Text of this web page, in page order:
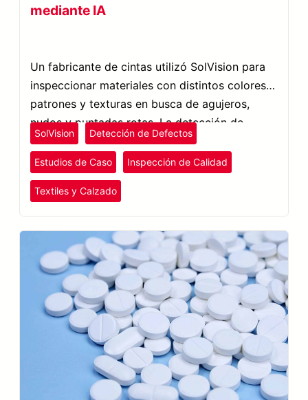
mediante IA
Un fabricante de cintas utilizó SolVision para
inspeccionar materiales con distintos colores,
patrones y texturas en busca de agujeros,
nudos y puntadas rotas. La detección de
defectos en tejidos basada en IA permitió
realizar inspecciones de calidad más uniformes
y mejorar la trazabilidad de la producción.
SolVision Detección de Defectos
Estudios de Caso Inspección de Calidad
Textiles y Calzado